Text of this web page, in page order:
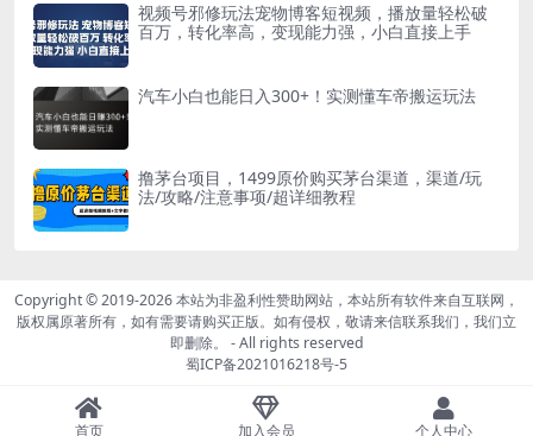
视频号邪修玩法宠物博客短视频，播放量轻松破
百万，转化率高，变现能力强，小白直接上手
汽车小白也能日入300+！实测懂车帝搬运玩法
撸茅台项目，1499原价购买茅台渠道，渠道/玩
法/攻略/注意事项/超详细教程
Copyright © 2019-2026本站为非盈利性赞助网站，本站所有软件来自互联网，
版权属原著所有，如有需要请购买正版。如有侵权，敬请来信联系我们，我们立
即删除。
- All rights reserved
蜀ICP备2021016218号-5
首页 加入会员 个人中心